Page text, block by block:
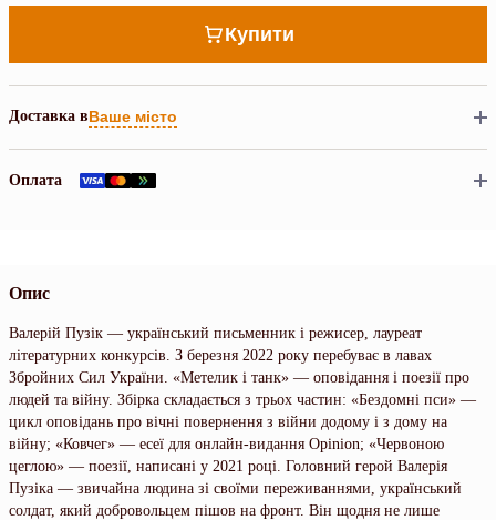
Купити
Доставка вВаше місто
Оплата
Опис
Валерій Пузік — український письменник і режисер, лауреат
літературних конкурсів. З березня 2022 року перебуває в лавах
Збройних Сил України. «Метелик і танк» — оповідання і поезії про
людей та війну. Збірка складається з трьох частин: «Бездомні пси» —
цикл оповідань про вічні повернення з війни додому і з дому на
війну; «Ковчег» — есеї для онлайн-видання Opinion; «Червоною
цеглою» — поезії, написані у 2021 році. Головний герой Валерія
Пузіка — звичайна людина зі своїми переживаннями, український
солдат, який добровольцем пішов на фронт. Він щодня не лише